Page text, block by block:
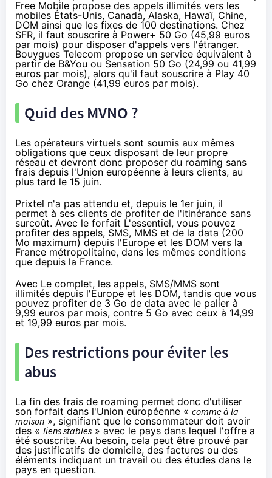
Free Mobile propose des appels illimités vers les
mobiles États-Unis, Canada, Alaska, Hawaï, Chine,
DOM ainsi que les fixes de 100 destinations. Chez
SFR, il faut souscrire à Power+ 50 Go (45,99 euros
par mois) pour disposer d'appels vers l'étranger.
Bouygues Telecom propose un service équivalent à
partir de B&You ou Sensation 50 Go (24,99 ou 41,99
euros par mois), alors qu'il faut souscrire à Play 40
Go chez Orange (41,99 euros par mois).
Quid des MVNO ?
Les opérateurs virtuels sont soumis aux mêmes
obligations que ceux disposant de leur propre
réseau et devront donc proposer du roaming sans
frais depuis l'Union européenne à leurs clients, au
plus tard le 15 juin.
Prixtel n'a pas attendu et, depuis le 1er juin, il
permet à ses clients de profiter de l'itinérance sans
surcoût. Avec le forfait L'essentiel, vous pouvez
profiter des appels, SMS, MMS et de la data (200
Mo maximum) depuis l'Europe et les DOM vers la
France métropolitaine, dans les mêmes conditions
que depuis la France.
Avec Le complet, les appels, SMS/MMS sont
illimités depuis l'Europe et les DOM, tandis que vous
pouvez profiter de 3 Go de data avec le palier à
9,99 euros par mois, contre 5 Go avec ceux à 14,99
et 19,99 euros par mois.
Des restrictions pour éviter les
abus
La fin des frais de roaming permet donc d'utiliser
son forfait dans l'Union européenne « comme à la
maison », signifiant que le consommateur doit avoir
des « liens stables » avec le pays dans lequel l'offre a
été souscrite. Au besoin, cela peut être prouvé par
des justificatifs de domicile, des factures ou des
éléments indiquant un travail ou des études dans le
pays en question.